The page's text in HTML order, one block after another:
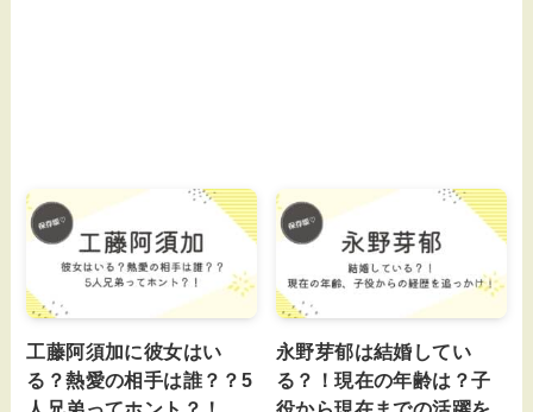
工藤阿須加に彼女はい
る？熱愛の相手は誰？？5
永野芽郁は結婚してい
る？！現在の年齢は？子